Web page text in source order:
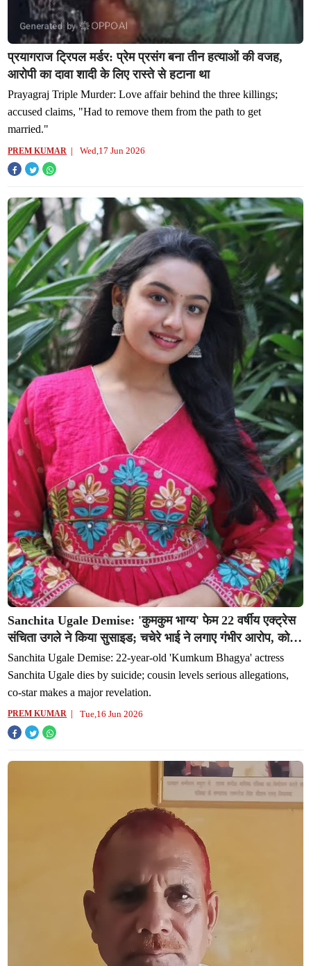
प्रयागराज ट्रिपल मर्डर: प्रेम प्रसंग बना तीन हत्याओं की वजह,
आरोपी का दावा शादी के लिए रास्ते से हटाना था
Prayagraj Triple Murder: Love affair behind the three killings;
accused claims, "Had to remove them from the path to get
married."
PREM KUMAR Wed,17 Jun 2026
Sanchita Ugale Demise: 'कुमकुम भाग्य' फेम 22 वर्षीय एक्ट्रेस
संचिता उगले ने किया सुसाइड; चचेरे भाई ने लगाए गंभीर आरोप, को-
स्टार ने किया बड़ा खुलासा
Sanchita Ugale Demise: 22-year-old 'Kumkum Bhagya' actress
Sanchita Ugale dies by suicide; cousin levels serious allegations,
co-star makes a major revelation.
PREM KUMAR Tue,16 Jun 2026